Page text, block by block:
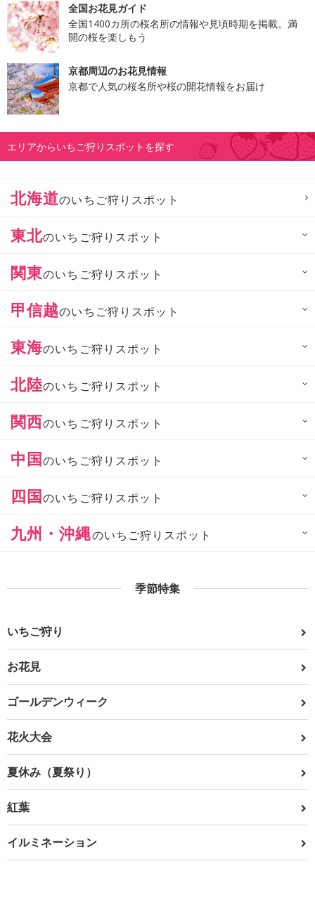
全国お花見ガイド
全国1400カ所の桜名所の情報や見頃時期を掲載。満
開の桜を楽しもう
京都周辺のお花見情報
京都で人気の桜名所や桜の開花情報をお届け
エリアからいちご狩りスポットを探す
北海道のいちご狩りスポット
東北のいちご狩りスポット
関東のいちご狩りスポット
甲信越のいちご狩りスポット
東海のいちご狩りスポット
北陸のいちご狩りスポット
関西のいちご狩りスポット
中国のいちご狩りスポット
四国のいちご狩りスポット
九州・沖縄のいちご狩りスポット
季節特集
いちご狩り
お花見
ゴールデンウィーク
花火大会
夏休み（夏祭り）
紅葉
イルミネーション